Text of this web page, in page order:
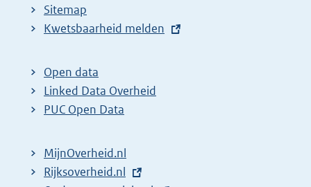
Sitemap
E
t
e
r
l
i
Kwetsbaarheid melden
Open data
Linked Data Overheid
PUC Open Data
MijnOverheid.nl
E
Rijksoverheid.nl